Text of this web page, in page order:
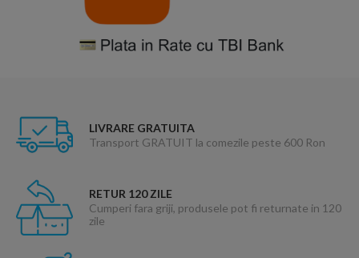
LIVRARE GRATUITA
Transport GRATUIT la comezile peste 600 Ron
RETUR 120 ZILE
Cumperi fara griji, produsele pot fi returnate in 120
zile